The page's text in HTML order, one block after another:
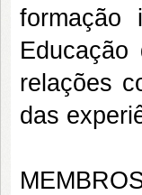
formação
relações
das